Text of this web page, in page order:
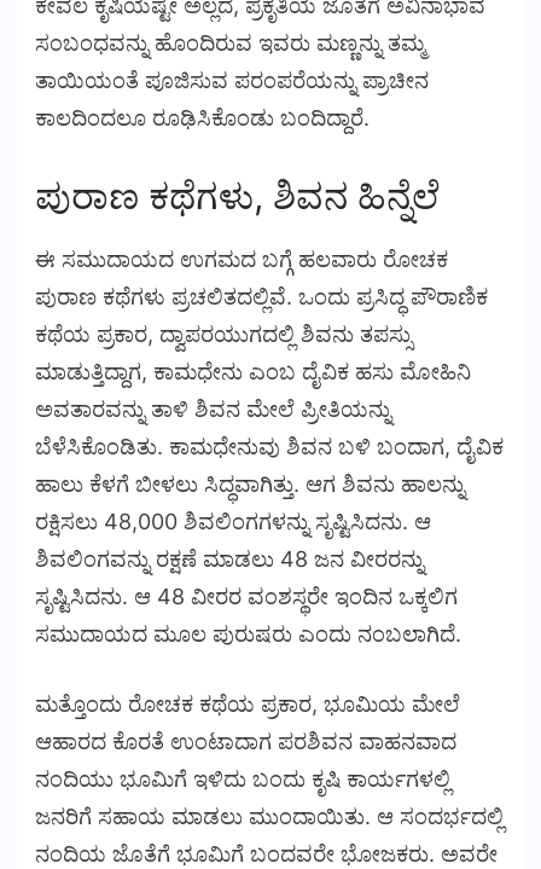
ಕೇವಲ ಕೃಷಿಯಷ್ಟೇ ಅಲ್ಲದೆ, ಪ್ರಕೃತಿಯ ಜೊತೆಗೆ ಅವಿನಾಭಾವ
ಸಂಬಂಧವನ್ನು ಹೊಂದಿರುವ ಇವರು ಮಣ್ಣನ್ನು ತಮ್ಮ
ತಾಯಿಯಂತೆ ಪೂಜಿಸುವ ಪರಂಪರೆಯನ್ನು ಪ್ರಾಚೀನ
ಕಾಲದಿಂದಲೂ ರೂಢಿಸಿಕೊಂಡು ಬಂದಿದ್ದಾರೆ.
ಪುರಾಣ ಕಥೆಗಳು, ಶಿವನ ಹಿನ್ನೆಲೆ
ಈ ಸಮುದಾಯದ ಉಗಮದ ಬಗ್ಗೆ ಹಲವಾರು ರೋಚಕ
ಪುರಾಣ ಕಥೆಗಳು ಪ್ರಚಲಿತದಲ್ಲಿವೆ. ಒಂದು ಪ್ರಸಿದ್ಧ ಪೌರಾಣಿಕ
ಕಥೆಯ ಪ್ರಕಾರ, ದ್ವಾಪರಯುಗದಲ್ಲಿ ಶಿವನು ತಪಸ್ಸು
ಮಾಡುತ್ತಿದ್ದಾಗ, ಕಾಮಧೇನು ಎಂಬ ದೈವಿಕ ಹಸು ಮೋಹಿನಿ
ಅವತಾರವನ್ನು ತಾಳಿ ಶಿವನ ಮೇಲೆ ಪ್ರೀತಿಯನ್ನು
ಬೆಳೆಸಿಕೊಂಡಿತು. ಕಾಮಧೇನುವು ಶಿವನ ಬಳಿ ಬಂದಾಗ, ದೈವಿಕ
ಹಾಲು ಕೆಳಗೆ ಬೀಳಲು ಸಿದ್ಧವಾಗಿತ್ತು. ಆಗ ಶಿವನು ಹಾಲನ್ನು
ರಕ್ಷಿಸಲು 48,000 ಶಿವಲಿಂಗಗಳನ್ನು ಸೃಷ್ಟಿಸಿದನು. ಆ
ಶಿವಲಿಂಗವನ್ನು ರಕ್ಷಣೆ ಮಾಡಲು 48 ಜನ ವೀರರನ್ನು
ಸೃಷ್ಟಿಸಿದನು. ಆ 48 ವೀರರ ವಂಶಸ್ಥರೇ ಇಂದಿನ ಒಕ್ಕಲಿಗ
ಸಮುದಾಯದ ಮೂಲ ಪುರುಷರು ಎಂದು ನಂಬಲಾಗಿದೆ.
ಮತ್ತೊಂದು ರೋಚಕ ಕಥೆಯ ಪ್ರಕಾರ, ಭೂಮಿಯ ಮೇಲೆ
ಆಹಾರದ ಕೊರತೆ ಉಂಟಾದಾಗ ಪರಶಿವನ ವಾಹನವಾದ
ನಂದಿಯು ಭೂಮಿಗೆ ಇಳಿದು ಬಂದು ಕೃಷಿ ಕಾರ್ಯಗಳಲ್ಲಿ
ಜನರಿಗೆ ಸಹಾಯ ಮಾಡಲು ಮುಂದಾಯಿತು. ಆ ಸಂದರ್ಭದಲ್ಲಿ
ನಂದಿಯ ಜೊತೆಗೆ ಭೂಮಿಗೆ ಬಂದವರೇ ಭೋಜಕರು. ಅವರೇ